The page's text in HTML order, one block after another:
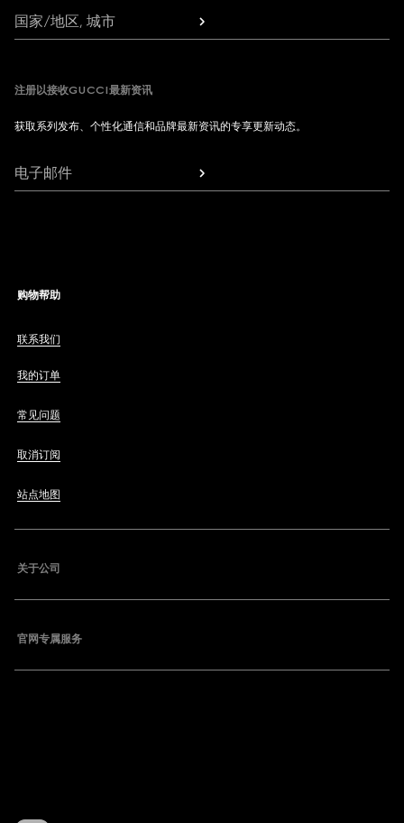
国家/地区, 城市
注册以接收GUCCI最新资讯
获取系列发布、个性化通信和品牌最新资讯的专享更新动态。
电子邮件
购物帮助
联系我们
我的订单
常见问题
取消订阅
站点地图
关于公司
官网专属服务